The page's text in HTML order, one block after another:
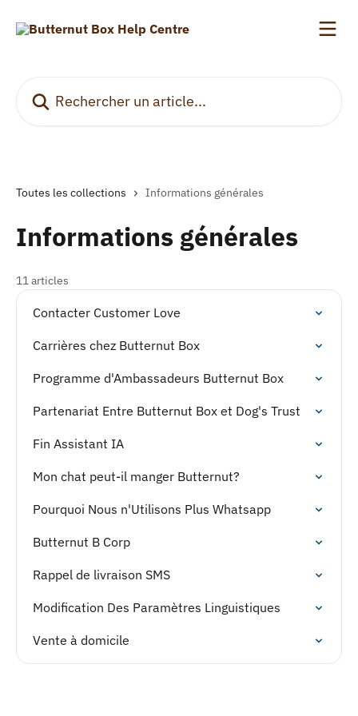
Toutes les collections Informations générales
Informations générales
11 articles
Contacter Customer Love
Carrières chez Butternut Box
Programme d'Ambassadeurs Butternut Box
Partenariat Entre Butternut Box et Dog's Trust
Fin Assistant IA
Mon chat peut-il manger Butternut?
Pourquoi Nous n'Utilisons Plus Whatsapp
Butternut B Corp
Rappel de livraison SMS
Modification Des Paramètres Linguistiques
Vente à domicile